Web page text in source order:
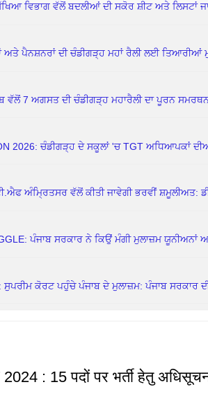
ਵਿਭਾਗ ਵੱਲੋਂ ਬਦਲੀਆਂ ਦੀ ਸਕੋਰ ਸ਼ੀਟ ਅਤੇ ਲਿਸਟਾਂ
ਅਤੇ ਪੈਨਸ਼ਨਰਾਂ ਦੀ ਚੰਡੀਗੜ੍ਹ ਮਹਾਂ ਰੈਲੀ ਲਈ ਤਿਆਰੀਆਂ
ਵੱਲੋਂ 7 ਅਗਸਤ ਦੀ ਚੰਡੀਗੜ੍ਹ ਮਹਾਰੈਲੀ ਦਾ ਪੂਰਨ
2026: ਚੰਡੀਗੜ੍ਹ ਦੇ ਸਕੂਲਾਂ 'ਚ TGT
ਅੰਮ੍ਰਿਤਸਰ ਵੱਲੋਂ ਕੀਤੀ ਜਾਵੇਗੀ ਭਰਵੀਂ ਸ਼ਮੂਲੀਅਤ:
ਪੰਜਾਬ ਸਰਕਾਰ ਨੇ ਕਿਉਂ ਮੰਗੀ ਮੁਲਾਜ਼ਮ
ਸੁਪਰੀਮ ਕੋਰਟ ਪਹੁੰਚੇ ਪੰਜਾਬ ਦੇ ਮੁਲਾਜ਼ਮ: ਪੰਜਾਬ ਸਰਕਾਰ
: 15 पदों पर भर्ती हेतु